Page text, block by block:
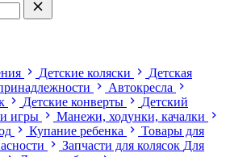
Детские коляски
Детская
Автокресла
Детские конверты
Детский
игры
Манежи, ходунки, качалки
Купание ребенка
Товары для
Запчасти для колясок Для